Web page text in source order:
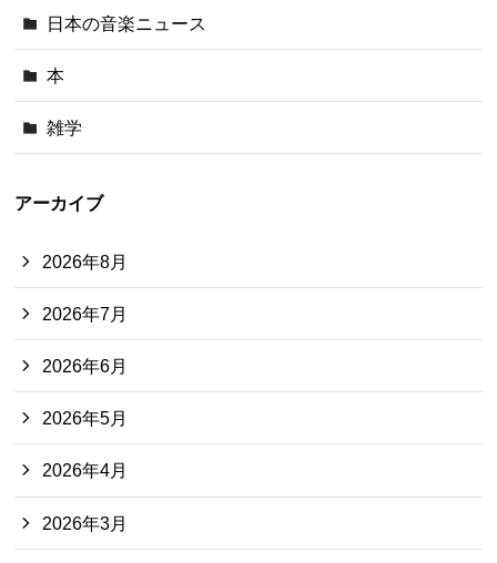
日本の音楽ニュース
本
雑学
アーカイブ
2026年8月
2026年7月
2026年6月
2026年5月
2026年4月
2026年3月